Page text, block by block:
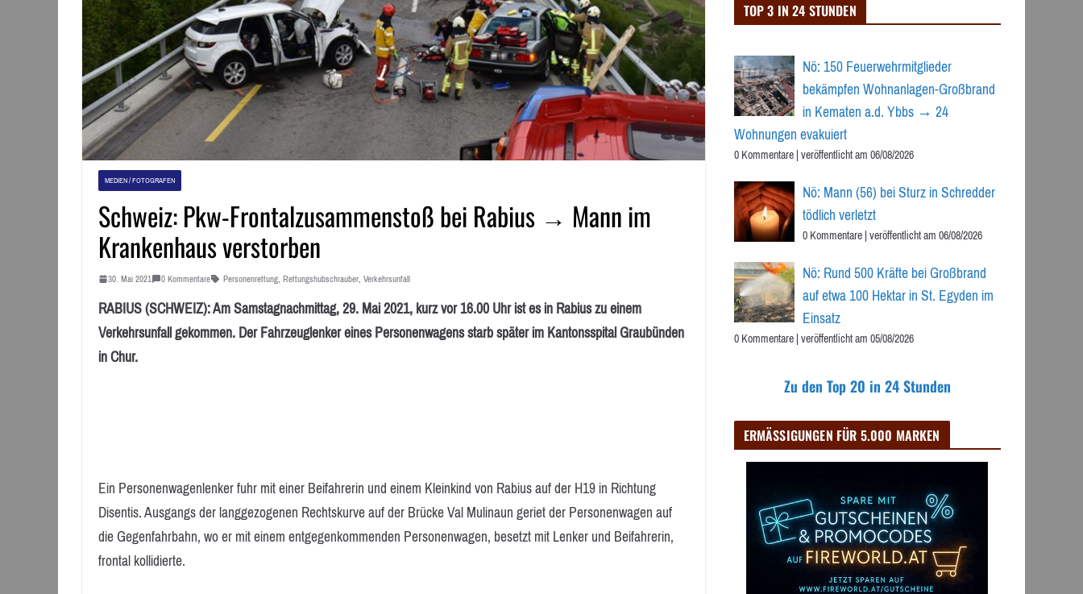
MEDIEN / FOTOGRAFEN
Schweiz: Pkw-Frontalzusammenstoß bei Rabius → Mann im
Krankenhaus verstorben
30. Mai 2021 0 Kommentare Personenrettung, Rettungshubschrauber, Verkehrsunfall
RABIUS (SCHWEIZ): Am Samstagnachmittag, 29. Mai 2021, kurz vor 16.00 Uhr ist es in Rabius zu einem
Verkehrsunfall gekommen. Der Fahrzeuglenker eines Personenwagens starb später im Kantonsspital Graubünden
in Chur.
Ein Personenwagenlenker fuhr mit einer Beifahrerin und einem Kleinkind von Rabius auf der H19 in Richtung
Disentis. Ausgangs der langgezogenen Rechtskurve auf der Brücke Val Mulinaun geriet der Personenwagen auf
die Gegenfahrbahn, wo er mit einem entgegenkommenden Personenwagen, besetzt mit Lenker und Beifahrerin,
frontal kollidierte.
TOP 3 IN 24 STUNDEN
Nö: 150 Feuerwehrmitglieder
bekämpfen Wohnanlagen-Großbrand
in Kematen a.d. Ybbs → 24
Wohnungen evakuiert
0 Kommentare|veröffentlicht am 06/08/2026
Nö: Mann (56) bei Sturz in Schredder
tödlich verletzt
0 Kommentare|veröffentlicht am 06/08/2026
Nö: Rund 500 Kräfte bei Großbrand
auf etwa 100 Hektar in St. Egyden im
Einsatz
0 Kommentare|veröffentlicht am 05/08/2026
Zu den Top 20 in 24 Stunden
ERMÄSSIGUNGEN FÜR 5.000 MARKEN